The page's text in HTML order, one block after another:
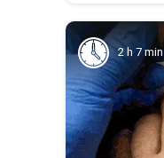
2 h 7 min